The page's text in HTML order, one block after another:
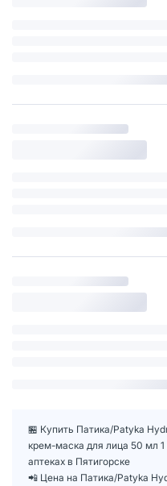
🏪 Купить Патика/Patyka
крем-маска для лица 50 мл
аптеках в Пятигорске
📲 Цена на Патика/Patyka